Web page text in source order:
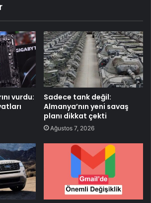
vurdu:
Sadece tank değil:
Almanya’nın yeni savaş
planı dikkat çekti
Ağustos 7, 2026